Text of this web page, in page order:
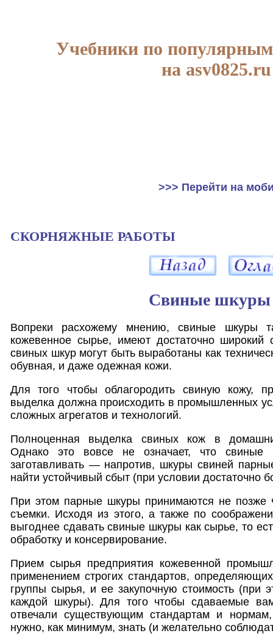
Учебники по
на asv0825.ru
>>> Перейти на
СКОРНЯЖНЫЕ РАБОТЫ
Свиные шкуры
Вопреки расхожему мнению, свиные шкуры
кожевенное сырье, имеют достаточно широкий
свиных шкур могут быть выработаны как
обувная, и даже одежная кожи.
Для того чтобы облагородить свиную кожу,
выделка должна происходить в промышленных
сложных агрегатов и технологий.
Полноценная выделка свиных кож в
Однако это вовсе не означает, что
заготавливать — напротив, шкуры свиней
найти устойчивый сбыт (при условии достаточно
При этом парные шкуры принимаются не позже
съемки. Исходя из этого, а также по
выгоднее сдавать свиные шкуры как сырье, то
обработку и консервирование.
Прием сырья предприятия кожевенной
применением строгих стандартов,
группы сырья, и ее закупочную стоимость (при
каждой шкуры). Для того чтобы сдаваемые
отвечали существующим стандартам и
нужно, как минимум, знать (и желательно